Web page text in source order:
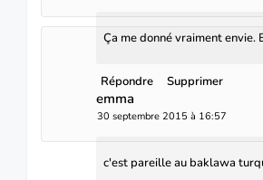
Ça me donné vraiment envie.
Répondre Supprimer
emma
30 septembre 2015 à 16:57
c'est pareille au baklawa